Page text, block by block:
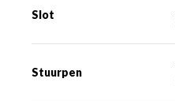
Slot
Stuurpen